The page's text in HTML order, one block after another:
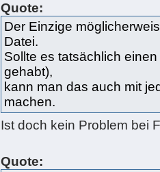
Quote:
Der Einzige
Datei.
Sollte es tatsächlich
gehabt),
kann man das auch mit
machen.
Ist doch kein Problem bei
Quote: